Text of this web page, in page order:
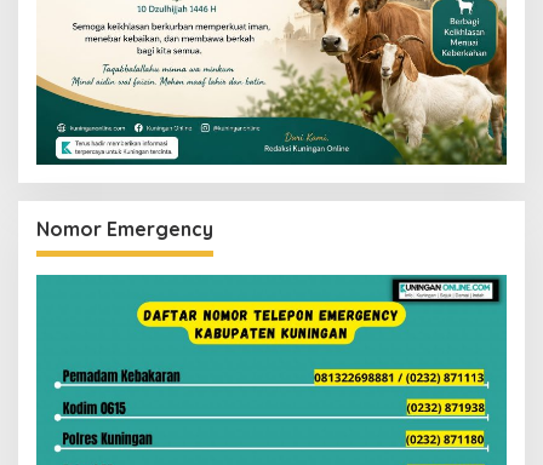
Nomor Emergency